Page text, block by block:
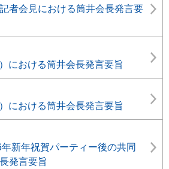
者会見における筒井会長発言要
における筒井会長発言要旨
における筒井会長発言要旨
新年祝賀パーティー後の共同
発言要旨